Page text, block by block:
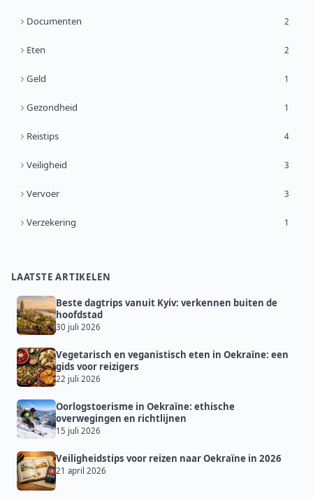
Documenten 2
Eten 2
Geld 1
Gezondheid 1
Reistips 4
Veiligheid 3
Vervoer 3
Verzekering 1
LAATSTE ARTIKELEN
Beste dagtrips vanuit Kyiv: verkennen buiten de
hoofdstad
30 juli 2026
Vegetarisch en veganistisch eten in Oekraïne: een
gids voor reizigers
22 juli 2026
Oorlogstoerisme in Oekraïne: ethische
overwegingen en richtlijnen
15 juli 2026
Veiligheidstips voor reizen naar Oekraïne in 2026
21 april 2026